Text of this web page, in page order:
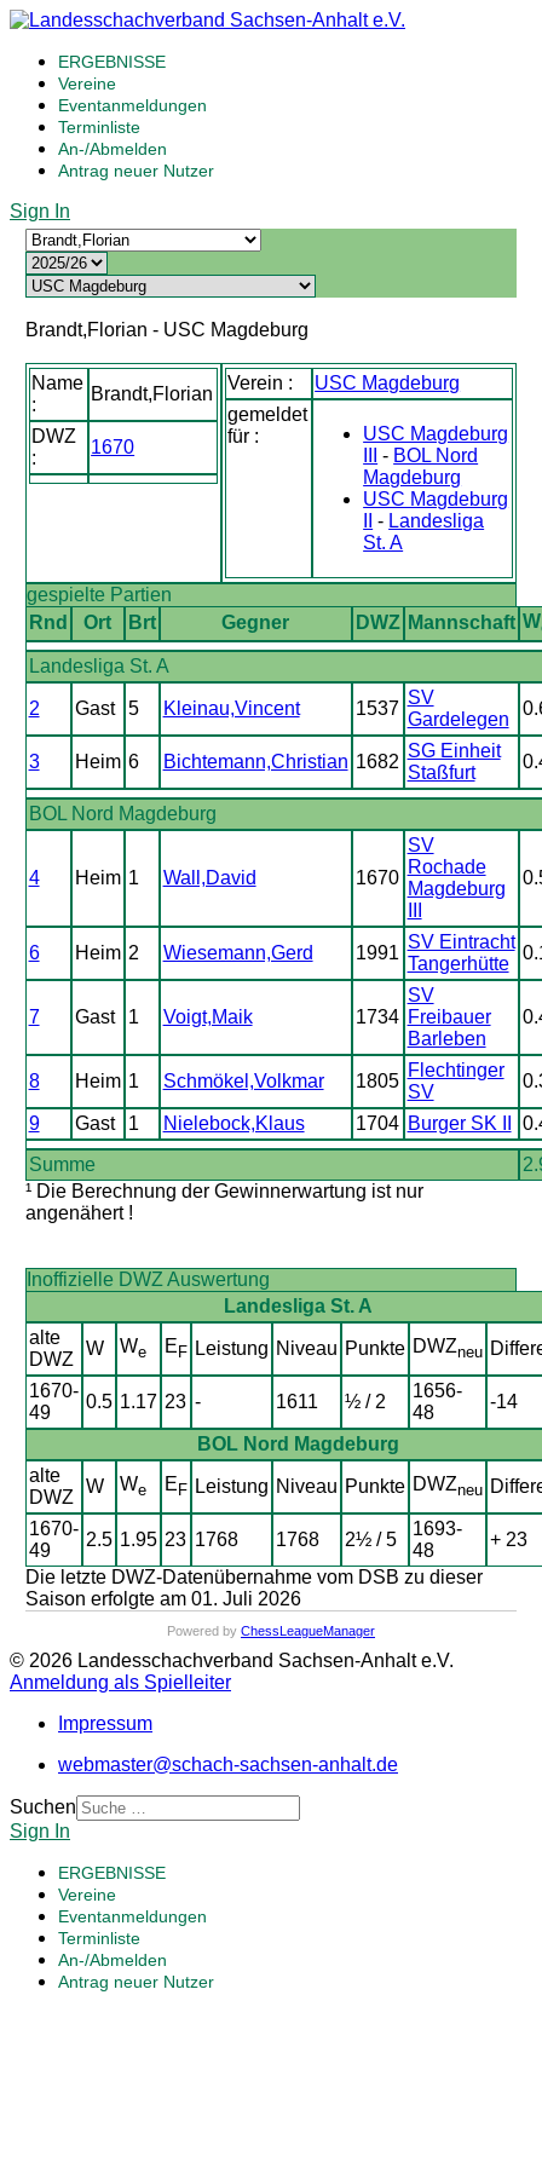
ERGEBNISSE
Vereine
Eventanmeldungen
Terminliste
An-/Abmelden
Antrag neuer Nutzer
Sign In
Brandt,Florian - USC Magdeburg
Name
:
Brandt,Florian
DWZ
:
1670
Verein :
USC Magdeburg
gemeldet
für :
USC Magdeburg
- BOL Nord
Magdeburg
USC Magdeburg
- Landesliga
St. A
gespielte Partien
Rnd
Ort Brt Gegner DWZ Mannschaft W
Landesliga St. A
2 Gast 5 Kleinau,Vincent 1537
SV
Gardelegen
3 Heim 6 Bichtemann,Christian 1682
SG Einheit
Staßfurt
BOL Nord Magdeburg
4 Heim 1 Wall,David 1670
SV
Rochade
Magdeburg
6 Heim 2 Wiesemann,Gerd 1991
SV Eintracht
Tangerhütte
7 Gast 1 Voigt,Maik 1734
SV
Freibauer
Barleben
8 Heim 1 Schmökel,Volkmar 1805
Flechtinger
SV
9 Gast 1 Nielebock,Klaus 1704 Burger SK II
Summe
¹ Die Berechnung der Gewinnerwartung ist nur
angenähert !
Inoffizielle DWZ Auswertung
Landesliga St. A
alte
DWZ
W We E F Leistung Niveau Punkte DWZneu
1670-
49
0.5 1.17 23 - 1611 ½ / 2
1656-
48
-14
BOL Nord Magdeburg
alte
DWZ
W We E F Leistung Niveau Punkte DWZneu
1670-
49
2.5 1.95 23 1768 1768 2½ / 5
1693-
48
+ 23
Die letzte DWZ-Datenübernahme vom DSB zu dieser
Saison erfolgte am 01. Juli 2026
Powered by ChessLeagueManager
© 2026 Landesschachverband Sachsen-Anhalt e.V.
Anmeldung als Spielleiter
Impressum
webmaster@schach-sachsen-anhalt.de
Suchen
Sign In
ERGEBNISSE
Vereine
Eventanmeldungen
Terminliste
An-/Abmelden
Antrag neuer Nutzer